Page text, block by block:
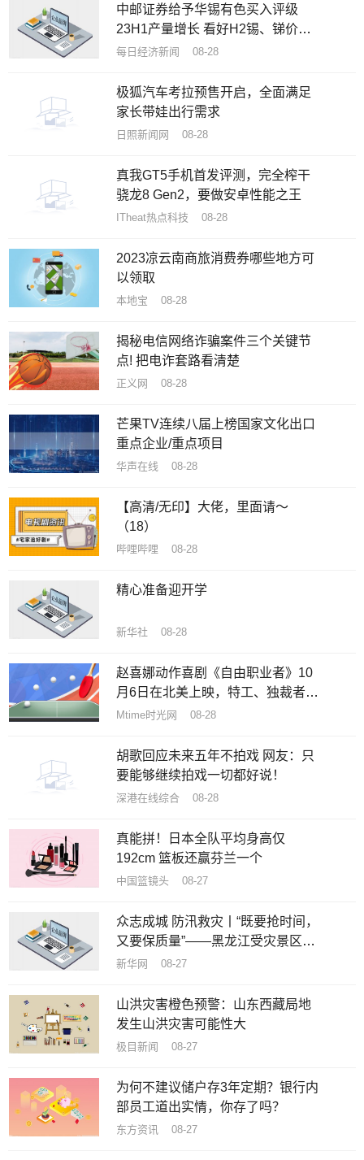
中邮证券给予华锡有色买入评级
23H1产量增长 看好H2锡、锑价格
企稳回升
每日经济新闻 08-28
极狐汽车考拉预售开启，全面满足
家长带娃出行需求
日照新闻网 08-28
真我GT5手机首发评测，完全榨干
骁龙8 Gen2，要做安卓性能之王
ITheat热点科技 08-28
2023凉云南商旅消费券哪些地方可
以领取
本地宝 08-28
揭秘电信网络诈骗案件三个关键节
点! 把电诈套路看清楚
正义网 08-28
芒果TV连续八届上榜国家文化出口
重点企业/重点项目
华声在线 08-28
【高清/无印】大佬，里面请～
（18）
哔哩哔哩 08-28
精心准备迎开学
新华社 08-28
赵喜娜动作喜剧《自由职业者》10
月6日在北美上映，特工、独裁者和
美女丛林逃亡
Mtime时光网 08-28
胡歌回应未来五年不拍戏 网友：只
要能够继续拍戏一切都好说！
深港在线综合 08-28
真能拼！日本全队平均身高仅
192cm 篮板还赢芬兰一个
中国篮镜头 08-27
众志成城 防汛救灾丨“既要抢时间，
又要保质量”——黑龙江受灾景区加
速恢复重建
新华网 08-27
山洪灾害橙色预警：山东西藏局地
发生山洪灾害可能性大
极目新闻 08-27
为何不建议储户存3年定期？银行内
部员工道出实情，你存了吗？
东方资讯 08-27